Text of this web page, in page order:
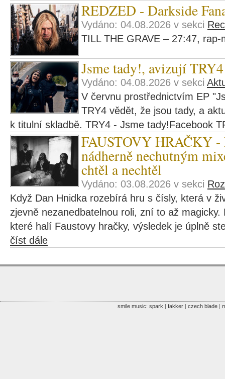
REDZED - Darkside
Vydáno: 04.08.2026 v sekci
TILL THE GRAVE – 27:47,
Jsme tady!, avizují TRY4
Vydáno: 04.08.2026 v sekci
V červnu prostřednictvím EP
TRY4 vědět, že jsou tady, a
k titulní skladbě. TRY4 - Jsme tady!Facebook
FAUSTOVY HRAČKY -
nádherně nechutným
chtěl a nechtěl
Vydáno: 03.08.2026 v sekci
Když Dan Hnidka rozebírá hru s čísly, která v
zjevně nezanedbatelnou roli, zní to až
které halí Faustovy hračky, výsledek je úplně
číst dále
smile music:spark |fakker |czech blade |